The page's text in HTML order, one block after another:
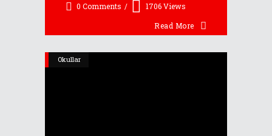
0 Comments 1706Views
Read More
Okullar